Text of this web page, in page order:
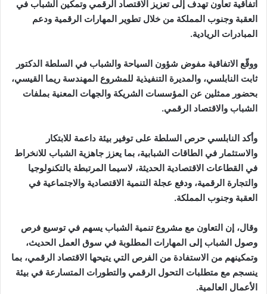
اتفاقية تعاون تهدف إلى تعزيز الاقتصاد الرقمي وتمكين الشباب في
العقبة وجنوب المملكة من خلال تطوير المهارات الرقمية ودعم
المبادرات الريادية.
ووقّع الاتفاقية مفوض شؤون السياحة والشباب في السلطة الدكتور
ثابت النابلسي، والمديرة التنفيذية للمشروع المهندسة ريما القيسي،
بحضور ممثلين عن المؤسسات الشريكة والجهات المعنية بملفات
الشباب والاقتصاد الرقمي.
وأكد النابلسي حرص السلطة على توفير بيئة داعمة للابتكار
والاستثمار في الطاقات الشبابية، بما يعزز جاهزية الشباب للانخراط
في القطاعات الاقتصادية الحديثة، لاسيما المرتبطة بالتكنولوجيا
والتجارة الرقمية، ودفع عجلة التنمية الاقتصادية والاجتماعية في
العقبة وجنوب المملكة.
وقال، إن التعاون مع مشروع تنمية الشباب يسهم في توسيع فرص
وصول الشباب إلى المهارات المطلوبة في سوق العمل الحديث،
وتمكينهم من الاستفادة من الفرص التي يتيحها الاقتصاد الرقمي، بما
ينسجم مع متطلبات التحول الرقمي والتطورات المتسارعة في بيئة
الأعمال العالمية.